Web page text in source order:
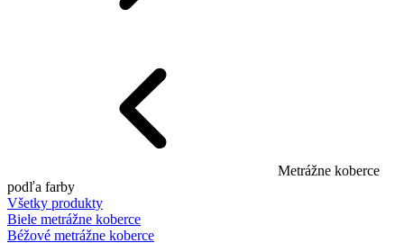
Metrážne koberce
podľa farby
Všetky produkty
Biele metrážne koberce
Béžové metrážne koberce